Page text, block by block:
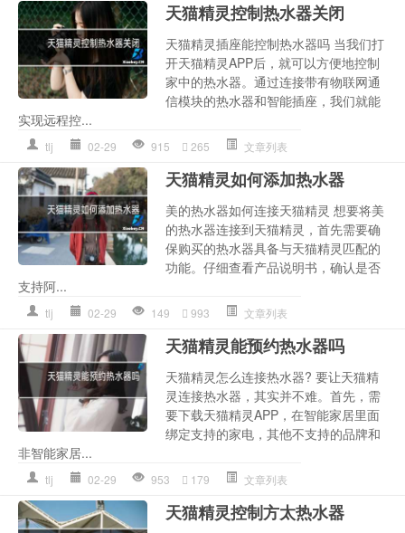
天猫精灵控制热水器关闭
天猫精灵插座能控制热水器吗 当我们打
开天猫精灵APP后，就可以方便地控制
家中的热水器。通过连接带有物联网通
信模块的热水器和智能插座，我们就能
实现远程控...
tlj 02-29 915 265 文章列表
天猫精灵如何添加热水器
美的热水器如何连接天猫精灵 想要将美
的热水器连接到天猫精灵，首先需要确
保购买的热水器具备与天猫精灵匹配的
功能。仔细查看产品说明书，确认是否
支持阿...
tlj 02-29 149 993 文章列表
天猫精灵能预约热水器吗
天猫精灵怎么连接热水器? 要让天猫精
灵连接热水器，其实并不难。首先，需
要下载天猫精灵APP，在智能家居里面
绑定支持的家电，其他不支持的品牌和
非智能家居...
tlj 02-29 953 179 文章列表
天猫精灵控制方太热水器